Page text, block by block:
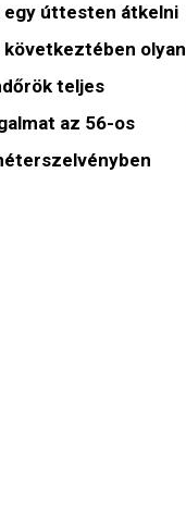
egy úttesten átkelni
olyan
teljes
az 56-os